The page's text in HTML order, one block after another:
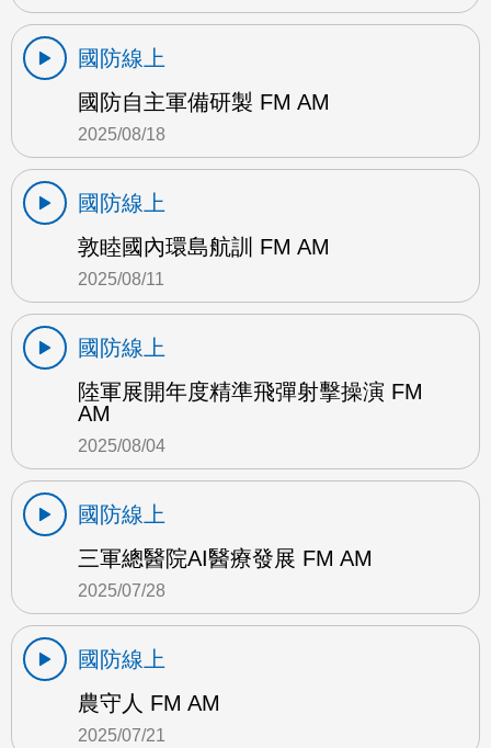
國防線上
國防自主軍備研製 FM AM
2025/08/18
國防線上
敦睦國內環島航訓 FM AM
2025/08/11
國防線上
陸軍展開年度精準飛彈射擊操演 FM
AM
2025/08/04
國防線上
三軍總醫院AI醫療發展 FM AM
2025/07/28
國防線上
農守人 FM AM
2025/07/21